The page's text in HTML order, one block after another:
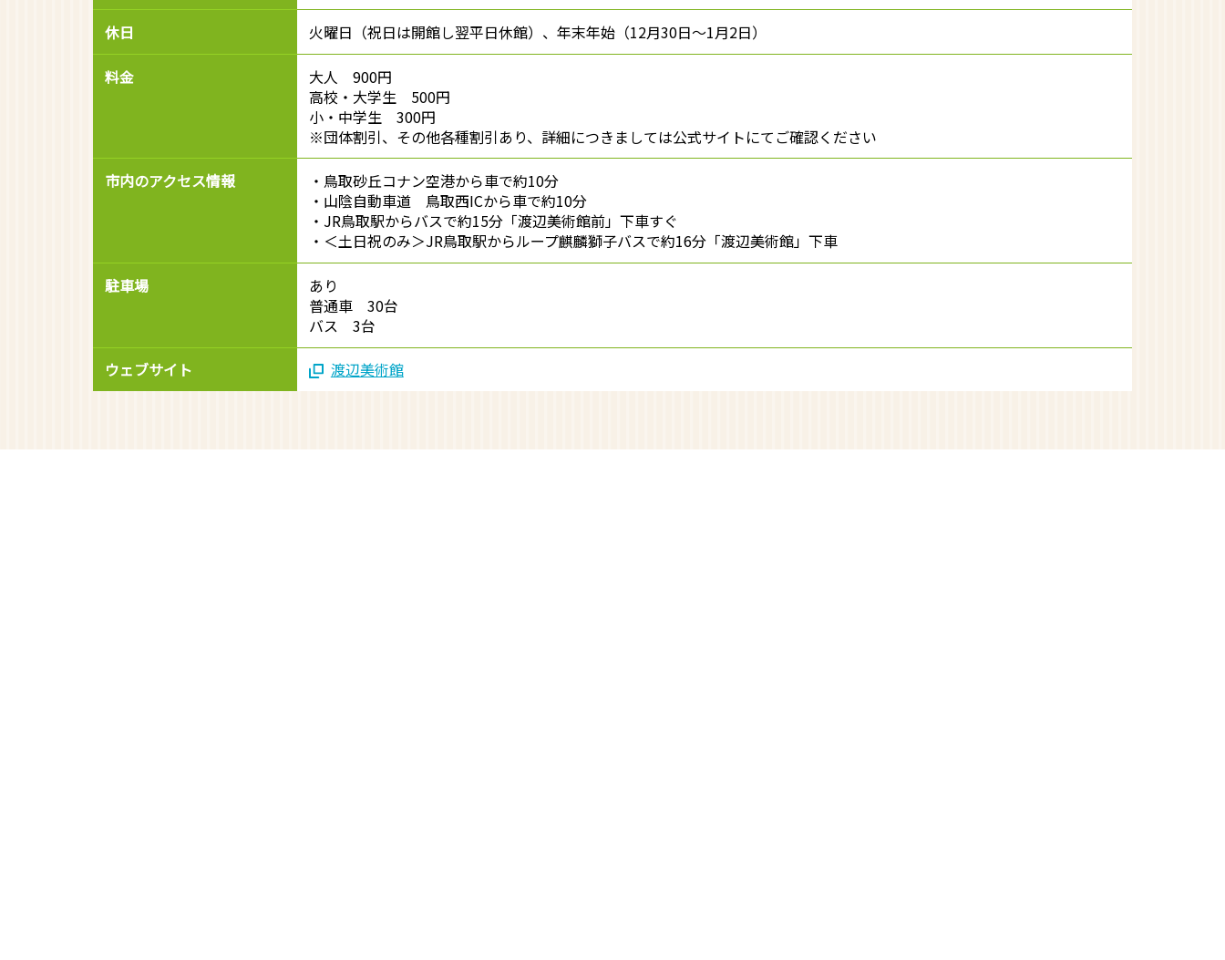
休日 火曜日（祝日は開館し翌平日休館）、年末年始（12月30日～1月2日）
料金
大人 900円
高校・大学生 500円
小・中学生 300円
※団体割引、その他各種割引あり、詳細につきましては公式サイトにてご確認ください
市内のアクセス情報
・鳥取砂丘コナン空港から車で約10分
・山陰自動車道 鳥取西ICから車で約10分
・JR鳥取駅からバスで約15分「渡辺美術館前」下車すぐ
・＜土日祝のみ＞JR鳥取駅からループ麒麟獅子バスで約16分「渡辺美術館」下車
駐車場
あり
普通車 30台
バス 3台
ウェブサイト 渡辺美術館